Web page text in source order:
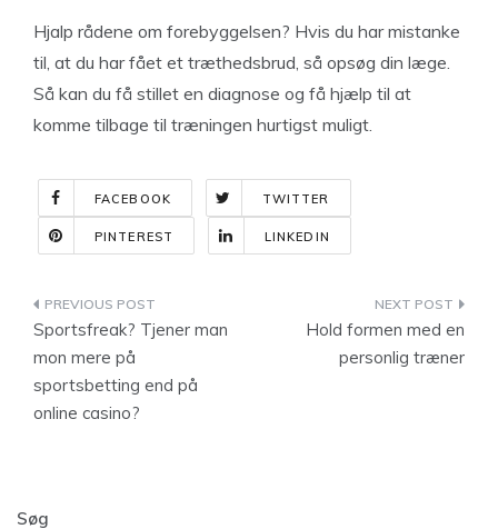
Hjalp rådene om forebyggelsen? Hvis du har mistanke
til, at du har fået et træthedsbrud, så opsøg din læge.
Så kan du få stillet en diagnose og få hjælp til at
komme tilbage til træningen hurtigst muligt.
FACEBOOK TWITTER
PINTEREST LINKEDIN
Indlægsnavigation
Sportsfreak? Tjener man
mon mere på
sportsbetting end på
online casino?
Hold formen med en
personlig træner
Søg